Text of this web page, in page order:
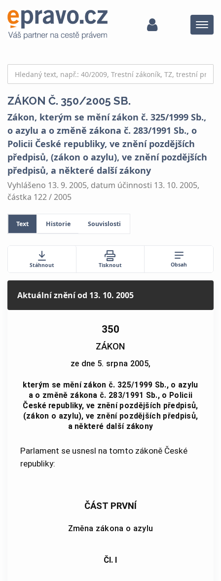
Menu
ZÁKON Č. 350/2005 SB.
Zákon, kterým se mění zákon č. 325/1999 Sb.,
o azylu a o změně zákona č. 283/1991 Sb., o
Policii České republiky, ve znění pozdějších
předpisů, (zákon o azylu), ve znění pozdějších
předpisů, a některé další zákony
Vyhlášeno 13. 9. 2005, datum účinnosti 13. 10. 2005,
částka 122 / 2005
Text Historie Souvislosti
Stáhnout Tisknout Obsah
Aktuální zněníod 13. 10. 2005
350
ZÁKON
ze dne 5. srpna 2005,
kterým se mění zákon č. 325/1999 Sb., o azylu
a o změně zákona č. 283/1991 Sb., o Policii
České republiky, ve znění pozdějších předpisů,
(zákon o azylu), ve znění pozdějších předpisů,
a některé další zákony
Parlament se usnesl na tomto zákoně České
republiky:
ČÁST PRVNÍ
Změna zákona o azylu
Čl. I